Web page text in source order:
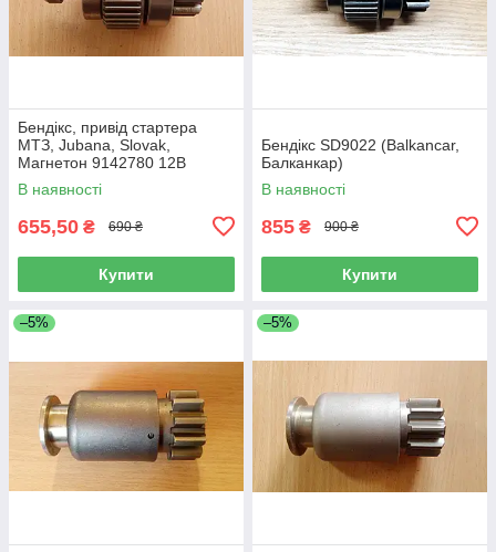
Бендікс, привід стартера
МТЗ, Jubana, Slovak,
Магнетон 9142780 12В
2.7кВт 24В 3,5кВт
В наявності
655,50 ₴ 690 ₴
Купити
Бендікс SD9022 (Balkancar,
Балканкар)
В наявності
855 ₴ 900 ₴
Купити
–5% –5%